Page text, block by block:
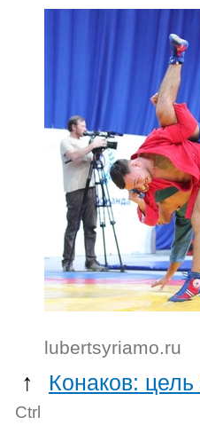
lubertsyriamo.ru
↑ Конаков:
Ctrl